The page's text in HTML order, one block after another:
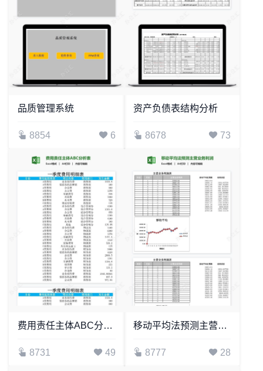
品质管理系统
8854 6
资产负债表结构分析
8678 73
费用责任主体ABC分析表
8731 49
移动平均法预测主营业务利润
8777 28